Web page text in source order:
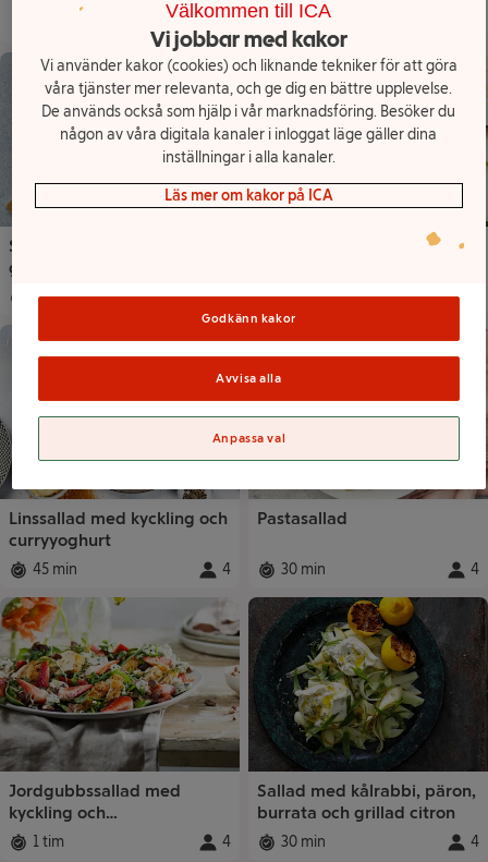
som gör både kropp och själ glada? Då har du kommit rätt! Från
lätta och krispiga sommarsallader till mättande och värmande
vintersallader – här finns något för alla tillfällen och smaker.
Recept
Sallad med rostad pumpa,
getost och tahinidressing
Total tid45 min 4
Sallad på grillad sparris,
30 min
Linssallad med kyckling och
curryyoghurt
Total tid:
45 min Portioner:
4
Pastasallad
Total tid:
30 min 4
Jordgubbssallad med
kyckling och
balsamicodressing
Total tid
1 tim Portioner:
4
Sallad med kålrabbi, päron,
burrata och grillad citron
Total tid:
30 min 4
Välkommen till ICA
Vi jobbar med kakor
Vi använder kakor (cookies) och liknande tekniker för att göra
våra tjänster mer relevanta, och ge dig en bättre upplevelse.
De används också som hjälp i vår marknadsföring. Besöker du
någon av våra digitala kanaler i inloggat läge gäller dina
inställningar i alla kanaler.
Läs mer om kakor på ICA
Godkänn kakor
Avvisa alla
Anpassa val